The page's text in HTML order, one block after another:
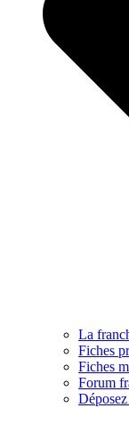
La
Fiches
Fiches
Forum